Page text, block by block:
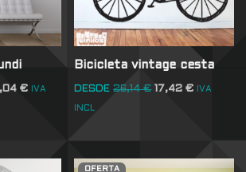
€ IVA
Bicicleta vintage cesta
DESDE 26,14€ 17,42€ IVA
INCL
OFERTA